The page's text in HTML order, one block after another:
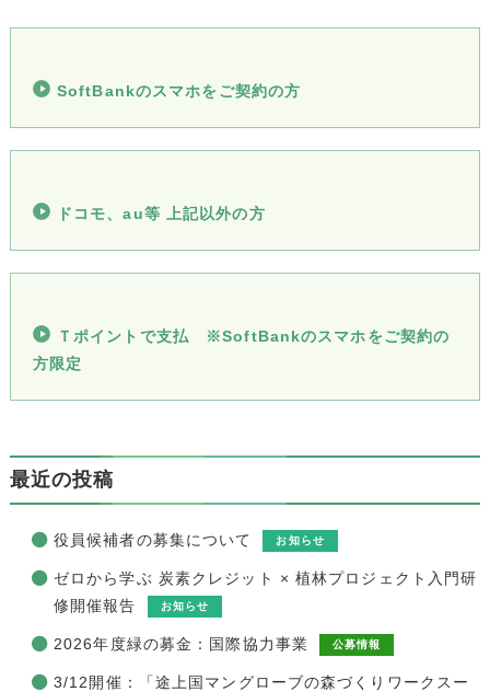
SoftBankのスマホをご契約の方
ドコモ、au等 上記以外の方
Ｔポイントで支払 ※SoftBankのスマホをご契約の
方限定
最近の投稿
役員候補者の募集について お知らせ
ゼロから学ぶ 炭素クレジット × 植林プロジェクト入門研
修開催報告
お知らせ
2026年度緑の募金：国際協力事業 公募情報
3/12開催：「途上国マングローブの森づくりワークスー